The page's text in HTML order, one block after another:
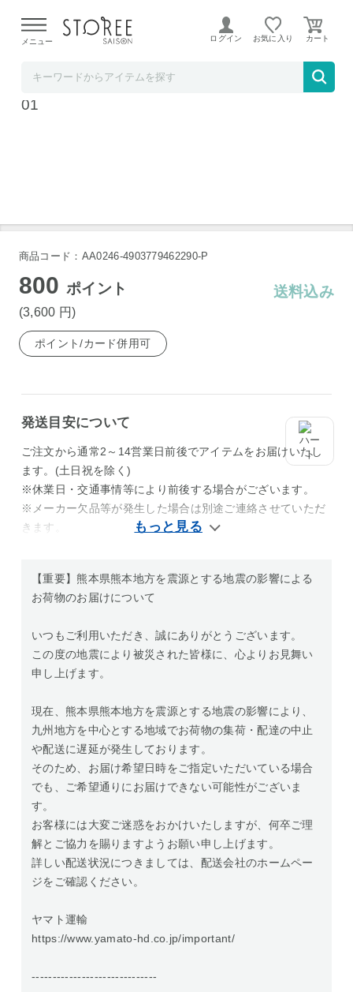
よる配送遅延が発生しております。
メニュー ログイン お気に入り
ラバーゼ ステンレス丸型ざる 小 15cm LB-0
01
商品コード：AA0246-4903779462290-P
800ポイント
(3,600 円)
送料込み
ポイント/カード併用可
発送目安について
ご注文から通常2～14営業日前後でアイテムをお届けいたし
ます。(土日祝を除く)
※休業日・交通事情等により前後する場合がございます。
※メーカー欠品等が発生した場合は別途ご連絡させていただ
きます。
【重要】熊本県熊本地方を震源とする地震の影響による
お荷物のお届けについて
いつもご利用いただき、誠にありがとうございます。
この度の地震により被災された皆様に、心よりお見舞い
申し上げます。
現在、熊本県熊本地方を震源とする地震の影響により、
九州地方を中心とする地域でお荷物の集荷・配達の中止
や配送に遅延が発生しております。
そのため、お届け希望日時をご指定いただいている場合
でも、ご希望通りにお届けできない可能性がございま
す。
お客様には大変ご迷惑をおかけいたしますが、何卒ご理
解とご協力を賜りますようお願い申し上げます。
詳しい配送状況につきましては、配送会社のホームペー
ジをご確認ください。
ヤマト運輸
https://www.yamato-hd.co.jp/important/
------------------------------